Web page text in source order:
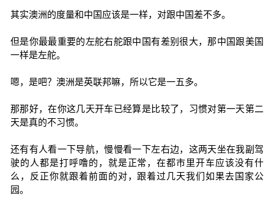
其实澳洲的度量和中国应该是一样，对跟中国差不多。
但是你最最重要的左舵右舵跟中国有差别很大，那中国跟美国
一样是左舵。
嗯，是吧？澳洲是英联邦嘛，所以它是一五多。
那那好，在你这几天开车已经算是比较了，习惯对第一天第二
天是真的不习惯。
还有有人看一下导航，慢慢看一下左右边，这两天坐在我副驾
驶的人都是打呼噜的，就是正常，在都市里开车应该没有什
么，反正你就跟着前面的对，跟着过几天我们如果去国家公
园。